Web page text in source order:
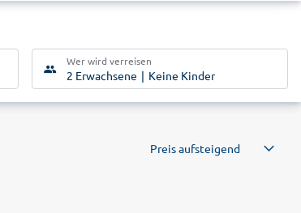
Wer wird verreisen
2 Erwachsene Keine Kinder
Preis aufsteigend